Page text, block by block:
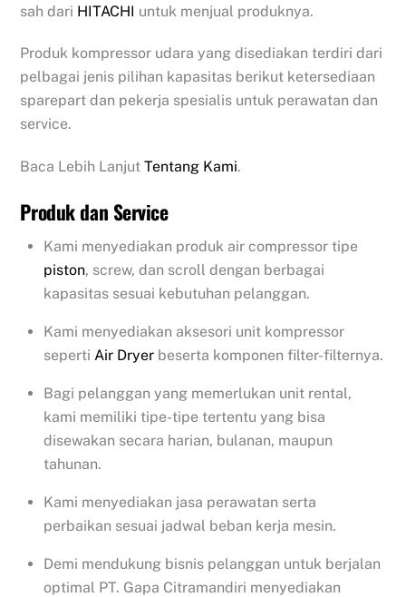
sah dari HITACHI untuk menjual produknya.
Produk kompressor udara yang disediakan terdiri dari
pelbagai jenis pilihan kapasitas berikut ketersediaan
sparepart dan pekerja spesialis untuk perawatan dan
service.
Baca Lebih LanjutTentang Kami.
Produk dan Service
Kami menyediakan produk air compressor tipe
piston, screw, dan scroll dengan berbagai
kapasitas sesuai kebutuhan pelanggan.
Kami menyediakan aksesori unit kompressor
seperti Air Dryer beserta komponen filter-filternya.
Bagi pelanggan yang memerlukan unit rental,
kami memiliki tipe-tipe tertentu yang bisa
disewakan secara harian, bulanan, maupun
tahunan.
Kami menyediakan jasa perawatan serta
perbaikan sesuai jadwal beban kerja mesin.
Demi mendukung bisnis pelanggan untuk berjalan
optimal PT. Gapa Citramandiri menyediakan